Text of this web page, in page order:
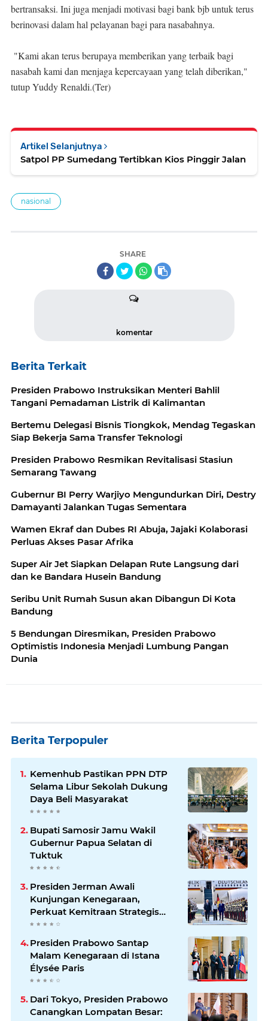
bertransaksi. Ini juga menjadi motivasi bagi bank bjb untuk terus
berinovasi dalam hal pelayanan bagi para nasabahnya.
"Kami akan terus berupaya memberikan yang terbaik bagi
nasabah kami dan menjaga kepercayaan yang telah diberikan,"
tutup Yuddy Renaldi.(Ter)
Artikel Selanjutnya
Satpol PP Sumedang Tertibkan Kios Pinggir Jalan
nasional
SHARE
komentar
Berita Terkait
Presiden Prabowo Instruksikan Menteri Bahlil
Tangani Pemadaman Listrik di Kalimantan
Bertemu Delegasi Bisnis Tiongkok, Mendag Tegaskan
Siap Bekerja Sama Transfer Teknologi
Presiden Prabowo Resmikan Revitalisasi Stasiun
Semarang Tawang
Gubernur BI Perry Warjiyo Mengundurkan Diri, Destry
Damayanti Jalankan Tugas Sementara
Wamen Ekraf dan Dubes RI Abuja, Jajaki Kolaborasi
Perluas Akses Pasar Afrika
Super Air Jet Siapkan Delapan Rute Langsung dari
dan ke Bandara Husein Bandung
Seribu Unit Rumah Susun akan Dibangun Di Kota
Bandung
5 Bendungan Diresmikan, Presiden Prabowo
Optimistis Indonesia Menjadi Lumbung Pangan
Dunia
Berita Terpopuler
Kemenhub Pastikan PPN DTP
Selama Libur Sekolah Dukung
Daya Beli Masyarakat
Bupati Samosir Jamu Wakil
Gubernur Papua Selatan di
Tuktuk
Presiden Jerman Awali
Kunjungan Kenegaraan,
Perkuat Kemitraan Strategis
Indonesia–Jerman
Presiden Prabowo Santap
Malam Kenegaraan di Istana
Élysée Paris
Dari Tokyo, Presiden Prabowo
Canangkan Lompatan Besar: